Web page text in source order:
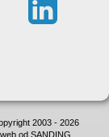
2003 - 2026
od SANDING.